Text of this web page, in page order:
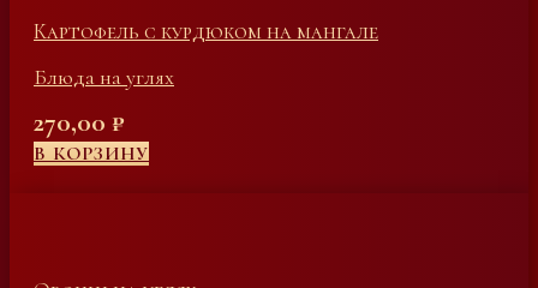
Картофель с курдюком на мангале
Блюда на углях
270,00 ₽
В КОРЗИНУ